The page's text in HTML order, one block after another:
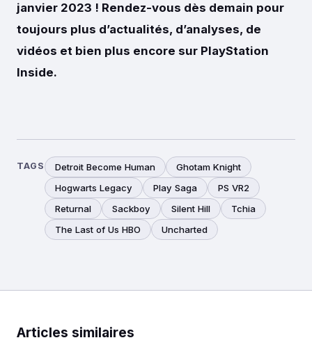
janvier 2023 ! Rendez-vous dès demain pour
toujours plus d’actualités, d’analyses, de
vidéos et bien plus encore sur PlayStation
Inside.
TAGS Detroit Become Human
Ghotam Knight
Hogwarts Legacy
Play Saga
PS VR2
Returnal
Sackboy Silent Hill
Tchia
The Last of Us HBO
Uncharted
Articles similaires